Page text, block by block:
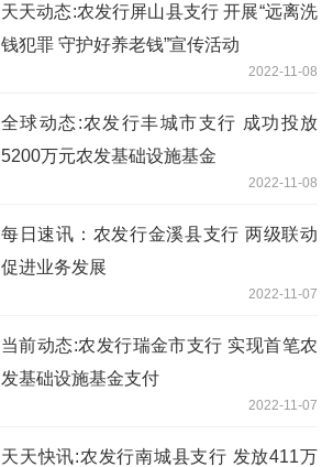
天天动态:农发行屏山县支行 开展“远离洗
钱犯罪 守护好养老钱”宣传活动
2022-11-08
全球动态:农发行丰城市支行 成功投放
5200万元农发基础设施基金
2022-11-08
每日速讯：农发行金溪县支行 两级联动
促进业务发展
2022-11-07
当前动态:农发行瑞金市支行 实现首笔农
发基础设施基金支付
2022-11-07
天天快讯:农发行南城县支行 发放411万